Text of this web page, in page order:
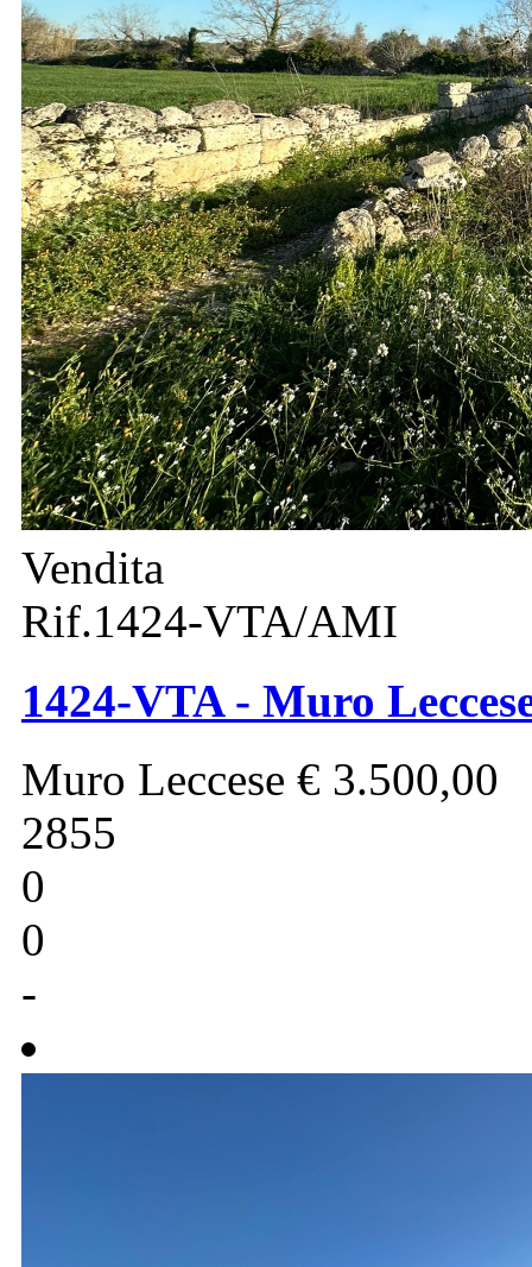
Vendita
Rif.1424-VTA/AMI
1424-VTA - Muro
Muro Leccese € 3.500,00
2855
0
0
-